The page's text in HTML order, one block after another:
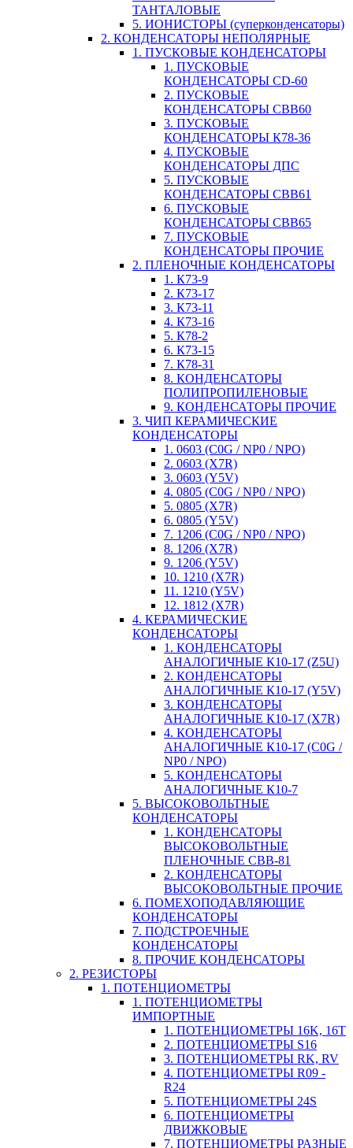
ТАНТАЛОВЫЕ
5. ИОНИСТОРЫ (суперконденсаторы)
2. КОНДЕНСАТОРЫ НЕПОЛЯРНЫЕ
1. ПУСКОВЫЕ КОНДЕНСАТОРЫ
1. ПУСКОВЫЕ
КОНДЕНСАТОРЫ CD-60
2. ПУСКОВЫЕ
КОНДЕНСАТОРЫ CBB60
3. ПУСКОВЫЕ
КОНДЕНСАТОРЫ К78-36
4. ПУСКОВЫЕ
КОНДЕНСАТОРЫ ДПС
5. ПУСКОВЫЕ
КОНДЕНСАТОРЫ CBB61
6. ПУСКОВЫЕ
КОНДЕНСАТОРЫ CBB65
7. ПУСКОВЫЕ
КОНДЕНСАТОРЫ ПРОЧИЕ
2. ПЛЕНОЧНЫЕ КОНДЕНСАТОРЫ
1. К73-9
2. К73-17
3. К73-11
4. К73-16
5. К78-2
6. К73-15
7. К78-31
8. КОНДЕНСАТОРЫ
ПОЛИПРОПИЛЕНОВЫЕ
9. КОНДЕНСАТОРЫ ПРОЧИЕ
3. ЧИП КЕРАМИЧЕСКИЕ
КОНДЕНСАТОРЫ
1. 0603 (C0G / NP0 / NPO)
2. 0603 (X7R)
3. 0603 (Y5V)
4. 0805 (C0G / NP0 / NPO)
5. 0805 (X7R)
6. 0805 (Y5V)
7. 1206 (C0G / NP0 / NPO)
8. 1206 (X7R)
9. 1206 (Y5V)
10. 1210 (X7R)
11. 1210 (Y5V)
12. 1812 (X7R)
4. КЕРАМИЧЕСКИЕ
КОНДЕНСАТОРЫ
1. КОНДЕНСАТОРЫ
АНАЛОГИЧНЫЕ К10-17 (Z5U)
2. КОНДЕНСАТОРЫ
АНАЛОГИЧНЫЕ К10-17 (Y5V)
3. КОНДЕНСАТОРЫ
АНАЛОГИЧНЫЕ К10-17 (X7R)
4. КОНДЕНСАТОРЫ
АНАЛОГИЧНЫЕ К10-17 (C0G /
NP0 / NPO)
5. КОНДЕНСАТОРЫ
АНАЛОГИЧНЫЕ К10-7
5. ВЫСОКОВОЛЬТНЫЕ
КОНДЕНСАТОРЫ
1. КОНДЕНСАТОРЫ
ВЫСОКОВОЛЬТНЫЕ
ПЛЕНОЧНЫЕ CBB-81
2. КОНДЕНСАТОРЫ
ВЫСОКОВОЛЬТНЫЕ ПРОЧИЕ
6. ПОМЕХОПОДАВЛЯЮЩИЕ
КОНДЕНСАТОРЫ
7. ПОДСТРОЕЧНЫЕ
КОНДЕНСАТОРЫ
8. ПРОЧИЕ КОНДЕНСАТОРЫ
2. РЕЗИСТОРЫ
1. ПОТЕНЦИОМЕТРЫ
1. ПОТЕНЦИОМЕТРЫ
ИМПОРТНЫЕ
1. ПОТЕНЦИОМЕТРЫ 16K, 16T
2. ПОТЕНЦИОМЕТРЫ S16
3. ПОТЕНЦИОМЕТРЫ RK, RV
4. ПОТЕНЦИОМЕТРЫ R09 -
R24
5. ПОТЕНЦИОМЕТРЫ 24S
6. ПОТЕНЦИОМЕТРЫ
ДВИЖКОВЫЕ
7. ПОТЕНЦИОМЕТРЫ РАЗНЫЕ